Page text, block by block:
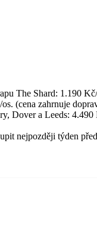
The Shard: 1.190
(cena zahrnuje
Dover a Leeds:
nejpozději týden